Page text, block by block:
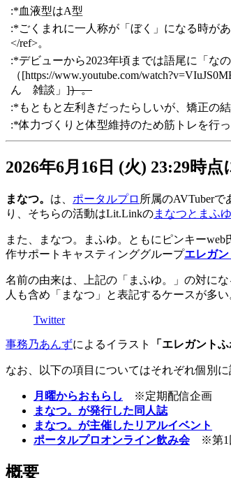
:*血液型はA型
:*ごくまれに一人称が「ぼく」になる時が
</ref>。
:*デビューから2023年頃までは語尾に「な
（[https://www.youtube.com/
ん 雑談」]）。
:*もともと左利きだったらしいが、矯正の
:*体力づくりと体型維持のため筋トレを行っ
2026年6月16日 (火) 23:29時
まなつ。 は、 ポータルプロ 所属のAVTuber
り、そちらの活動はLit.Linkのまなつとまふ
また、まなつ。まふゆ。ともにピンキー
作サポートキャスティンググループエレガ
名前の由来は、上記の「まふゆ。」の対に
人も含め「まなつ」と表記するケースが多い
Twitter
事務乃あんずによるイラスト 「エレガント
なお、以下の項目についてはそれぞれ個別
月曜からおもらし
※定期配信企画
まなつ。が発行した同人誌
まなつ。が主催したリアルイベント
ポータルプロオンライン飲み会※第1
概要